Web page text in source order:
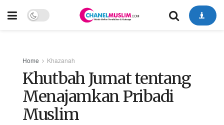
Home Khazanah
Khutbah Jumat tentang
Menajamkan Pribadi
Muslim